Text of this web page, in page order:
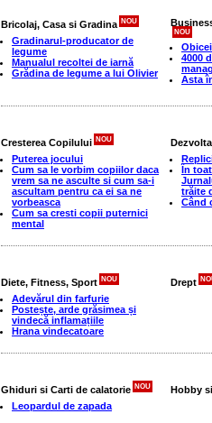
Bricolaj, Casa si Gradina NOU
Gradinarul-producator de
legume
Manualul recoltei de iarnă
Grădina de legume a lui Olivier
NOU
4000
Asta
Cresterea Copilului NOU
Puterea jocului
Cum sa le vorbim copiilor daca
vrem sa ne asculte si cum sa-i
ascultam pentru ca ei sa ne
vorbeasca
Cum sa cresti copii puternici
mental
În
trăite
Când
Diete, Fitness, Sport NOU
Adevărul din farfurie
Postește, arde grăsimea și
vindecă inflamațiile
Hrana vindecatoare
Drept
Ghiduri si Carti de calatorie NOU
Leopardul de zapada
Hobby